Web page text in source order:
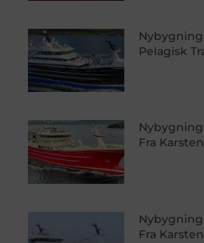
Nybygning
Pelagisk
Nybygning
Fra
Fra